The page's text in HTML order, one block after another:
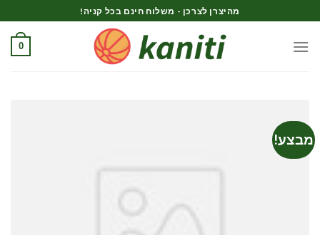
to
content
מהיצרן לצרכן - משלוח חינם בכל קניה!
0
מבצע!